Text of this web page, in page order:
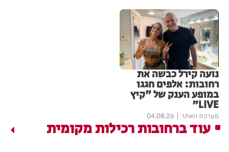
נועה קירל כבשה את
רחובות: אלפים חגגו
במופע הענק של "קיץ
LIVE"
מערכת האתר 04.08.26
עוד ברחובות רכילות מקומית